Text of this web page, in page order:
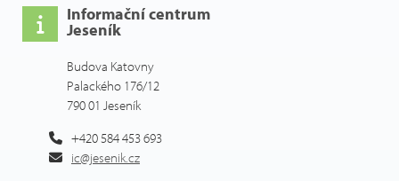
Informační centrum
Jeseník
Budova Katovny
Palackého 176/12
790 01 Jeseník
+420 584 453 693
ic@jesenik.cz